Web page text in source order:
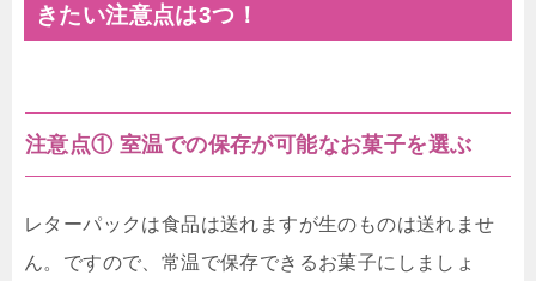
きたい注意点は3つ！
注意点① 室温での保存が可能なお菓子を選ぶ
レターパックは食品は送れますが生のものは送れませ
ん。ですので、常温で保存できるお菓子にしましょ